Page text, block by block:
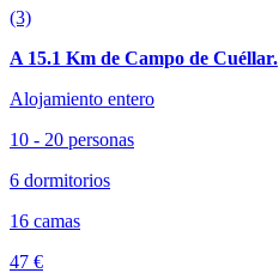
(3)
A 15.1 Km de Campo de Cuéllar.
Alojamiento entero
10 - 20 personas
6 dormitorios
16 camas
47 €